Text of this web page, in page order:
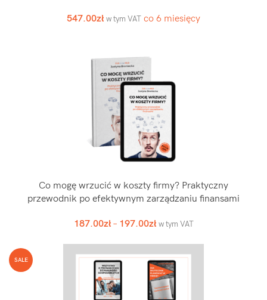
547.00zł w tym VAT co 6 miesięcy
Co mogę wrzucić w koszty firmy? Praktyczny
przewodnik po efektywnym zarządzaniu finansami
187.00zł– 197.00zł w tym VAT
SALE